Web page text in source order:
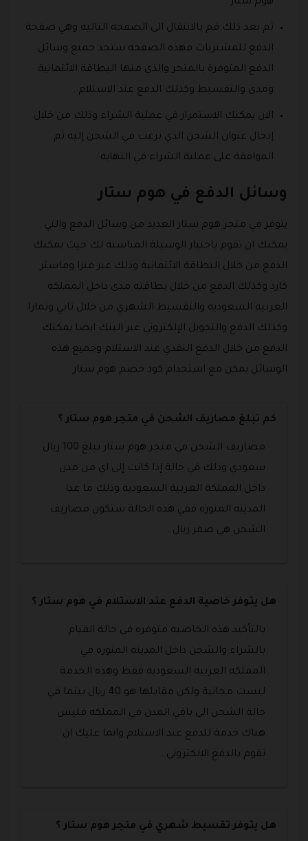
ثم بعد ذلك قم بالانتقال الى الصفحه التاليه وهي صفحة
الدفع للمشتريات فهذه الصفحه ستجد جميع وسائل
الدفع المتوفرة بالمتجر والذي منها البطاقة الائتمانية
ومدى والتقسيط وكذلك الدفع عند الاستلام .
الان يمكنك الاستمرار في عملية الشراء وذلك من خلال
إدخال عنوان الشحن الذي ترغب في الشحن إليه ثم
الموافقة على عملية الشراء في النهايه .
وسائل الدفع في هوم ستار
يتوفر في متجر هوم ستار العديد من وسائل الدفع والتي
يمكنك ان تقوم باختيار الوسيلة المناسبة لك حيث يمكنك
الدفع من خلال البطاقة الائتمانية وذلك عبر فيزا وماستر
كارد وكذلك الدفع من خلال بطاقته مدى داخل المملكه
العربيه السعوديه والتقسيط الشهري من خلال تابي وتمارا
وكذلك الدفع والتحويل الإلكتروني عبر البنك ايضا يمكنك
الدفع من خلال الدفع النقدي عند الاستلام وجميع هذه
الوسائل يمكن مع استخدام كود خصم هوم ستار .
كم تبلغ مصاريف الشحن في متجر هوم ستار ؟
مصاريف الشحن في متجر هوم ستار تبلغ 100 ريال
سعودي وذلك في حالة إذا كانت إلى اي من مدن
داخل المملكة العربية السعودية وذلك ما عدا
المدينه المنوره ففي هذه الحالة ستكون مصاريف
الشحن هي صفر ريال .
هل يتوفر خاصية الدفع عند الاستلام في هوم ستار ؟
بالتأكيد هذه الخاصيه متوفره في حالة القيام
بالشراء والشحن داخل المدينه المنوره في
المملكه العربيه السعوديه فقط وهذه الخدمة
ليست مجانية ولكن مقابلها هو 40 ريال بينما في
حالة الشحن الى باقي المدن في المملكه فليس
هناك خدمة للدفع عند الاستلام وانما عليك ان
تقوم بالدفع الالكتروني .
هل يتوفر تقسيط شهري في متجر هوم ستار ؟